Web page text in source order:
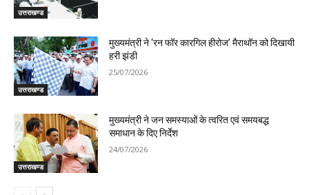
उत्तराखण्ड
उत्तराखण्ड
मुख्यमंत्री ने ‘रन फॉर कारगिल हीरोज’ मैराथॉन को दिखायी
हरी झंडी
25/07/2026
उत्तराखण्ड
मुख्यमंत्री ने जन समस्याओं के त्वरित एवं समयबद्ध
समाधान के दिए निर्देश
24/07/2026